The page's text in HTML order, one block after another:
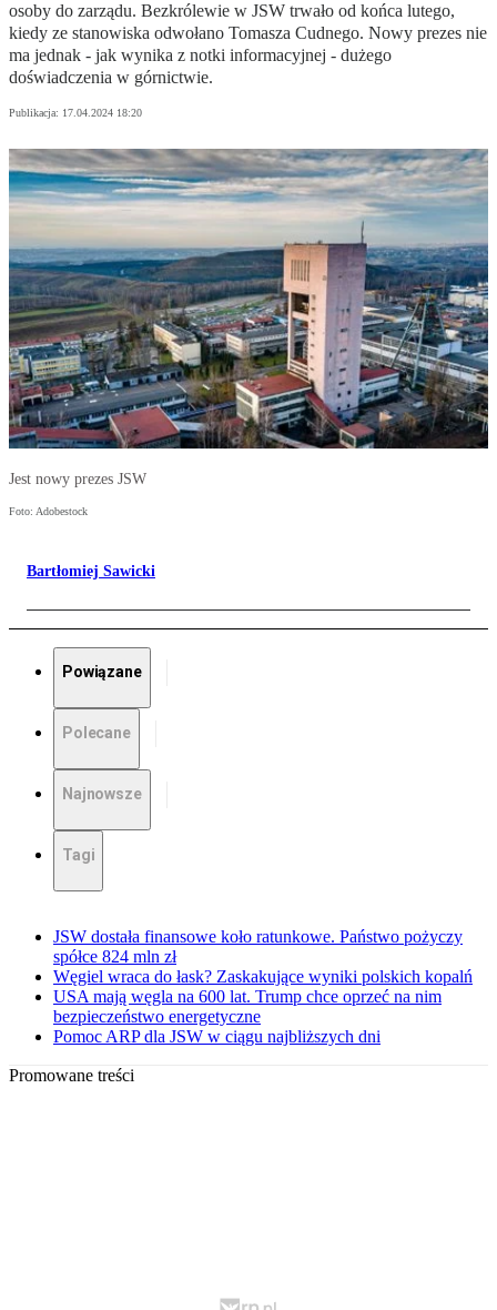
osoby do zarządu. Bezkrólewie w JSW trwało od końca lutego,
kiedy ze stanowiska odwołano Tomasza Cudnego. Nowy prezes nie
ma jednak - jak wynika z notki informacyjnej - dużego
doświadczenia w górnictwie.
Publikacja: 17.04.2024 18:20
Jest nowy prezes JSW
Foto: Adobestock
Bartłomiej Sawicki
Powiązane
Polecane
Najnowsze
Tagi
JSW dostała finansowe koło ratunkowe. Państwo pożyczy
spółce 824 mln zł
Węgiel wraca do łask? Zaskakujące wyniki polskich kopalń
USA mają węgla na 600 lat. Trump chce oprzeć na nim
bezpieczeństwo energetyczne
Pomoc ARP dla JSW w ciągu najbliższych dni
Promowane treści